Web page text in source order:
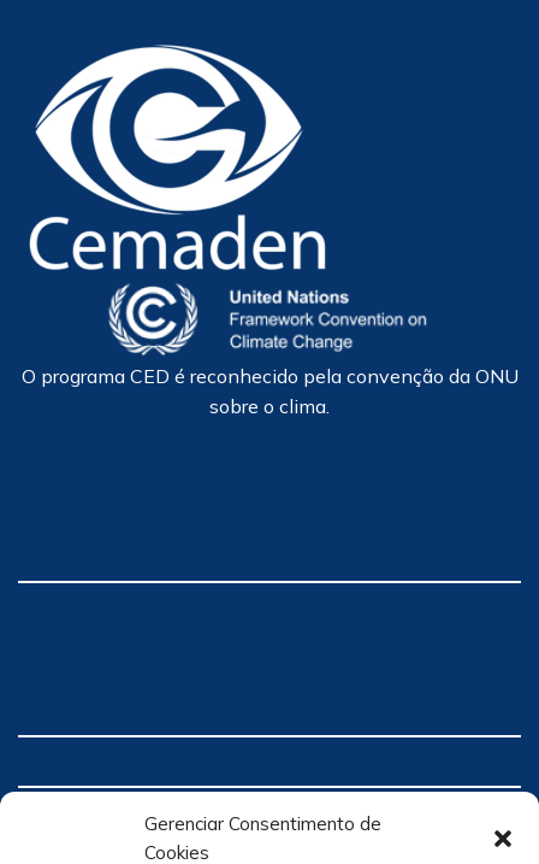
Gerenciar Consentimento de
Cookies
O programa CED é reconhecido pela convenção da ONU
sobre o clima.